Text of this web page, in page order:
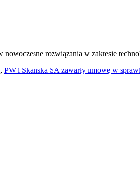
nowoczesne rozwiązania w zakresie
, PW i Skanska SA zawarły umowę w